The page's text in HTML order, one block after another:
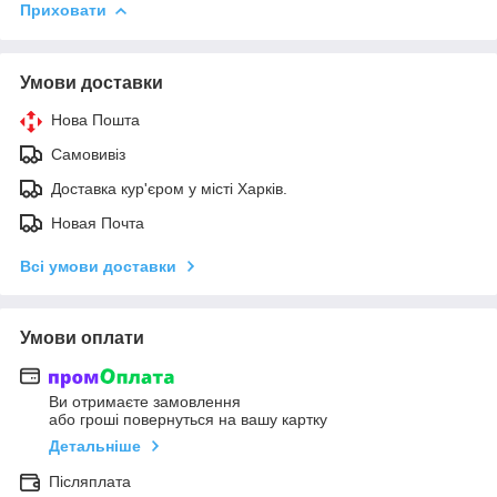
Приховати
Умови доставки
Нова Пошта
Самовивіз
Доставка кур'єром у місті Харків.
Новая Почта
Всі умови доставки
Умови оплати
Ви отримаєте замовлення
або гроші повернуться на вашу картку
Детальніше
Післяплата